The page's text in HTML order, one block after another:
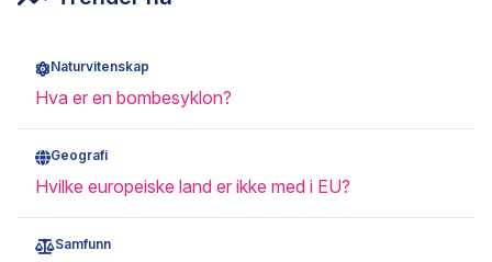
Naturvitenskap
Hva er en bombesyklon?
Geografi
Hvilke europeiske land er ikke med i EU?
Samfunn